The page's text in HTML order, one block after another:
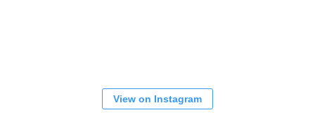
View on Instagram